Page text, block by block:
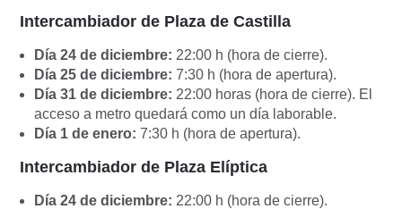
Intercambiador de Plaza de Castilla
Día 24 de diciembre: 22:00 h (hora de cierre).
Día 25 de diciembre: 7:30 h (hora de apertura).
Día 31 de diciembre: 22:00 horas (hora de cierre). El
acceso a metro quedará como un día laborable.
Día 1 de enero: 7:30 h (hora de apertura).
Intercambiador de Plaza Elíptica
Día 24 de diciembre: 22:00 h (hora de cierre).